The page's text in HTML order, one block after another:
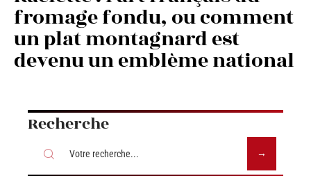
fromage fondu, ou comment
un plat montagnard est
devenu un emblème national
Recherche